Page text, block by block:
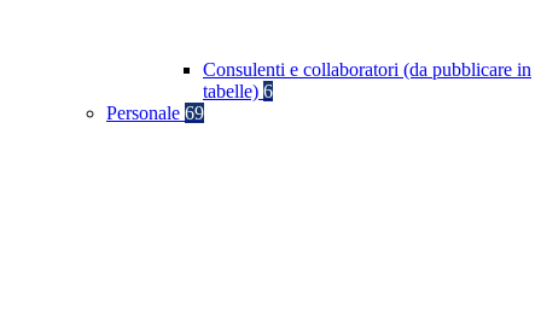
Consulenti e collaboratori (da pubblicare in
tabelle) 6
Personale 69